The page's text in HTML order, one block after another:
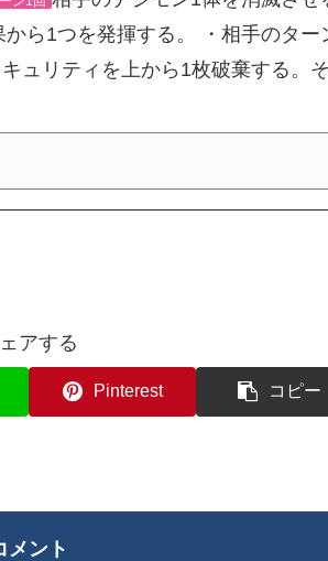
ら1つを発揮する。 ・相手のター
ュリティを上から1枚破棄する。そ
アする
Pinterest コピー
メント